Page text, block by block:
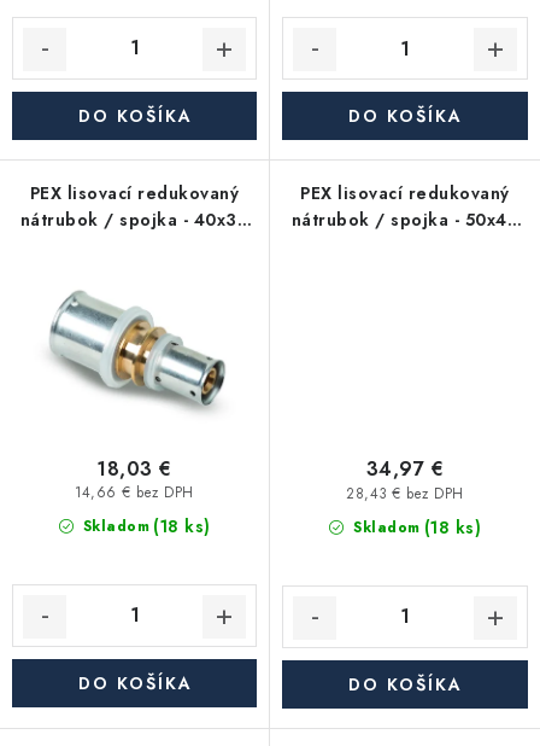
Spojovací materiál
Akcie, Zľavy
Kontakty Poštovné a doprava
Obchodné podmienky
Reklamačné podmienky
Obchodné podmienky požičovne náradia
DO KOŠÍKA DO KOŠÍKA
PEX lisovací redukovaný
nátrubok / spojka - 40x32
Skladom (18 ks)
14,66 € bez DPH
18,03 €
DO KOŠÍKA
PEX lisovací redukovaný
nátrubok / spojka - 50x40
Skladom (18 ks)
28,43 € bez DPH
34,97 €
DO KOŠÍKA